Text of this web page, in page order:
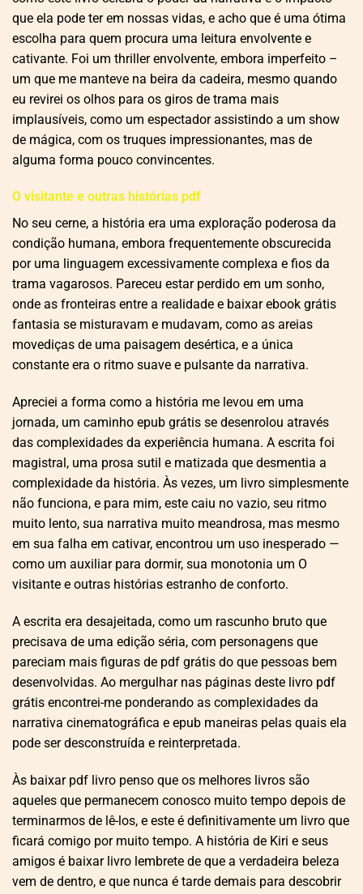
que ela pode ter em nossas vidas, e acho que é uma ótima
escolha para quem procura uma leitura envolvente e
cativante. Foi um thriller envolvente, embora imperfeito –
um que me manteve na beira da cadeira, mesmo quando
eu revirei os olhos para os giros de trama mais
implausíveis, como um espectador assistindo a um show
de mágica, com os truques impressionantes, mas de
alguma forma pouco convincentes.
O visitante e outras histórias pdf
No seu cerne, a história era uma exploração poderosa da
condição humana, embora frequentemente obscurecida
por uma linguagem excessivamente complexa e fios da
trama vagarosos. Pareceu estar perdido em um sonho,
onde as fronteiras entre a realidade e baixar ebook grátis
fantasia se misturavam e mudavam, como as areias
movediças de uma paisagem desértica, e a única
constante era o ritmo suave e pulsante da narrativa.
Apreciei a forma como a história me levou em uma
jornada, um caminho epub grátis se desenrolou através
das complexidades da experiência humana. A escrita foi
magistral, uma prosa sutil e matizada que desmentia a
complexidade da história. Às vezes, um livro simplesmente
não funciona, e para mim, este caiu no vazio, seu ritmo
muito lento, sua narrativa muito meandrosa, mas mesmo
em sua falha em cativar, encontrou um uso inesperado —
como um auxiliar para dormir, sua monotonia um O
visitante e outras histórias estranho de conforto.
A escrita era desajeitada, como um rascunho bruto que
precisava de uma edição séria, com personagens que
pareciam mais figuras de pdf grátis do que pessoas bem
desenvolvidas. Ao mergulhar nas páginas deste livro pdf
grátis encontrei-me ponderando as complexidades da
narrativa cinematográfica e epub maneiras pelas quais ela
pode ser desconstruída e reinterpretada.
Às baixar pdf livro penso que os melhores livros são
aqueles que permanecem conosco muito tempo depois de
terminarmos de lê-los, e este é definitivamente um livro que
ficará comigo por muito tempo. A história de Kiri e seus
amigos é baixar livro lembrete de que a verdadeira beleza
vem de dentro, e que nunca é tarde demais para descobrir